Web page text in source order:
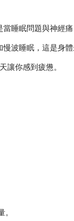
睡眠問題與神經痛
波睡眠，這是身
讓你感到疲憊。